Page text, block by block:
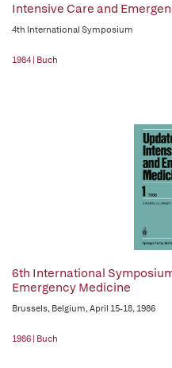
Intensive Care and
4th International Symposium
1984 | Buch
6th International
Emergency Medicine
Brussels, Belgium, April 15-18, 1986
1986 | Buch